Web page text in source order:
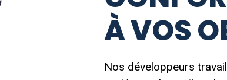
À VOS
Nos développeurs